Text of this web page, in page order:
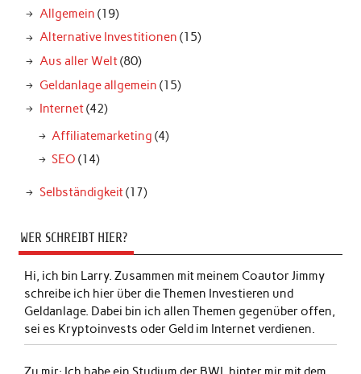
Allgemein (19)
Alternative Investitionen (15)
Aus aller Welt(80)
Geldanlage allgemein (15)
Internet(42)
Affiliatemarketing (4)
SEO (14)
Selbständigkeit(17)
WER SCHREIBT HIER?
Hi, ich bin Larry. Zusammen mit meinem Coautor Jimmy
schreibe ich hier über die Themen Investieren und
Geldanlage. Dabei bin ich allen Themen gegenüber offen,
sei es Kryptoinvests oder Geld im Internet verdienen.